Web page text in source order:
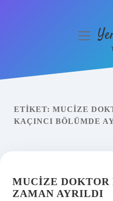
Yasal Uyarı
menüyü
ETIKET: MUCIZE
KAÇINCI BÖLÜMDE
MUCIZE DOKTOR
ZAMAN AYRILDI